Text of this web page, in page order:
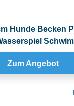
Hunde Becken
Zum Angebot